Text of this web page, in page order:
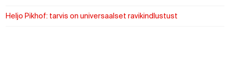
Heljo Pikhof: tarvis on universaalset ravikindlustust